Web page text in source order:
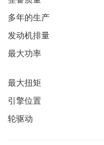
多年的生产
发动机排量
最大功率
最大扭矩
引擎位置
轮驱动